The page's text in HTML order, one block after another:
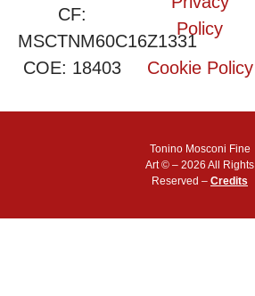
CF:
MSCTNM60C16Z1331
COE: 18403
Policy
Cookie Policy
Tonino Mosconi Fine
Art © – 2026 All Rights
Reserved – Credits